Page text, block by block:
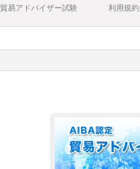
貿易アドバイザー試験 利用規約